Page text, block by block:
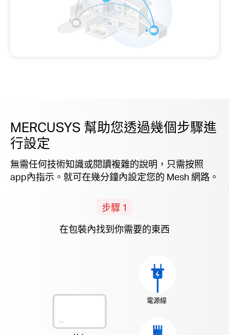
MERCUSYS 幫助您透過幾個步驟進
行設定
無需任何技術知識或閱讀複雜的說明，只需按照
app內指示。就可在幾分鐘內設定您的 Mesh 網路。
步驟 1
在包裝內找到你需要的東西
電源線